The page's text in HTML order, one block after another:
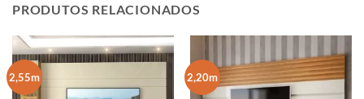
PRODUTOS RELACIONADOS
2,55m 2,20m